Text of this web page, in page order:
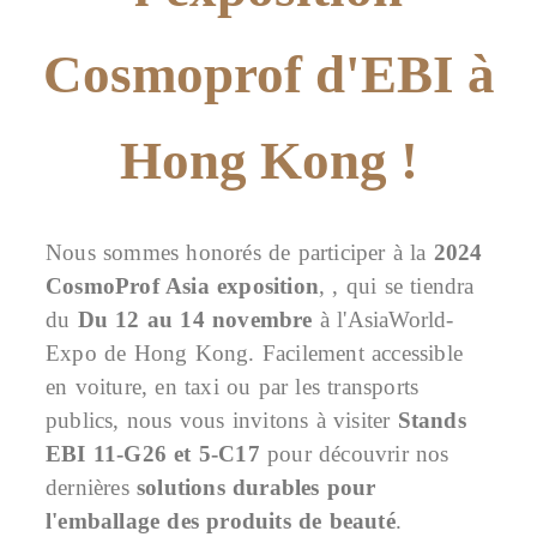
Cosmoprof d'EBI à
Hong Kong !
Nous sommes honorés de participer à la 2024
CosmoProf Asia exposition, , qui se tiendra
du Du 12 au 14 novembre à l'AsiaWorld-
Expo de Hong Kong. Facilement accessible
en voiture, en taxi ou par les transports
publics, nous vous invitons à visiter Stands
EBI 11-G26 et 5-C17 pour découvrir nos
dernières solutions durables pour
l'emballage des produits de beauté.